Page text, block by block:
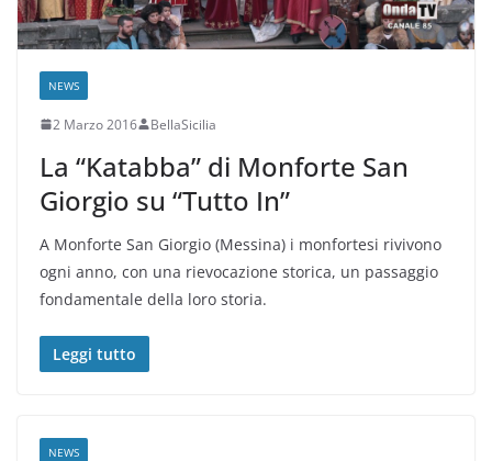
NEWS
2 Marzo 2016 BellaSicilia
La “Katabba” di Monforte San
Giorgio su “Tutto In”
A Monforte San Giorgio (Messina) i monfortesi rivivono
ogni anno, con una rievocazione storica, un passaggio
fondamentale della loro storia.
Leggi tutto
NEWS